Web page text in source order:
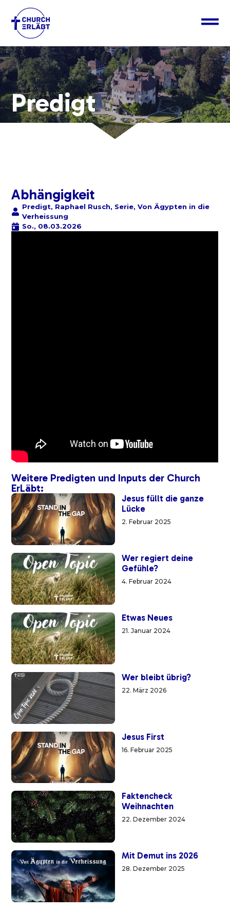
Predigt
Abhängigkeit
Predigt, Raphael Rusch, Serie,Von Ägypten in die
Verheissung
So., 08.03.2026
Weitere Predigten und Inputs der Church
ErLäbt:
Jesus füllt die ganze
Lücke
2. Februar 2025
Wer regiert deine
Gefühle?
4. Februar 2024
Etwas Neues
21. Januar 2024
Wer bleibt übrig?
22. März 2026
Jesus First
16. Februar 2025
Faktencheck
Weihnachten
22. Dezember 2024
Mit Demut ins 2026
28. Dezember 2025